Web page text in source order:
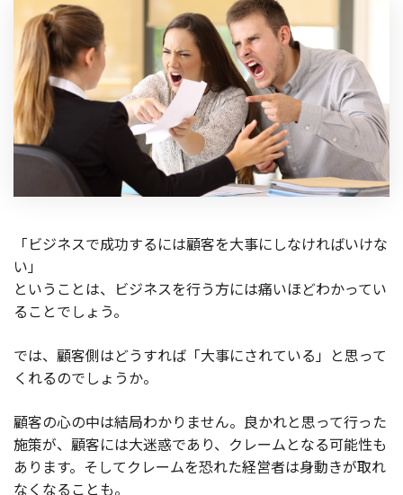
「ビジネスで成功するには顧客を大事にしなければいけな
い」
ということは、ビジネスを行う方には痛いほどわかってい
ることでしょう。
では、顧客側はどうすれば「大事にされている」と思って
くれるのでしょうか。
顧客の心の中は結局わかりません。良かれと思って行った
施策が、顧客には大迷惑であり、クレームとなる可能性も
あります。そしてクレームを恐れた経営者は身動きが取れ
なくなることも。